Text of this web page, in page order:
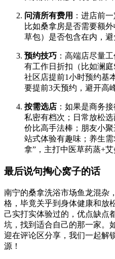
问清所有费用 ：进店前
比如桑拿房是否需要额
草包）是否包含在内，避
预约技巧 ：高端店尽量
有工作日折扣（比如澜庭
社区店提前1小时预约基
要提前3天预约，避开高
按需选店 ：如果是商务
私密有档次；日常放松
价比高手法棒；朋友小
站式体验有趣味；养生
拿”，主打中医草药蒸+艾
最后说句掏心窝子的话
南宁的桑拿洗浴市场鱼龙混杂
格，毕竟关乎到身体健康和放
己实打实体验过的，优点缺点
坑，找到适合自己的那一家。
迎在评论区分享，我们一起解
源！